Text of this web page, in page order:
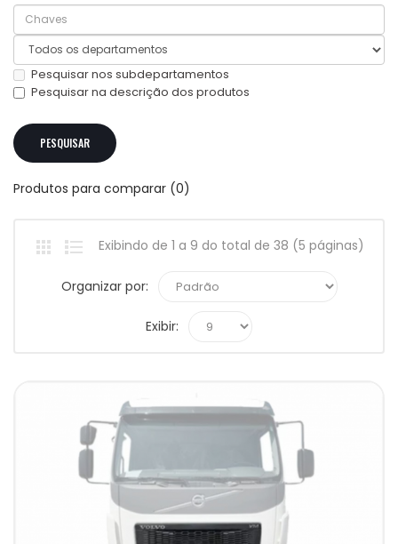
Pesquisar nos subdepartamentos
Pesquisar na descrição dos produtos
Produtos para comparar (0)
Exibindo de 1 a 9 do total de 38 (5 páginas)
Organizar por:
Exibir: